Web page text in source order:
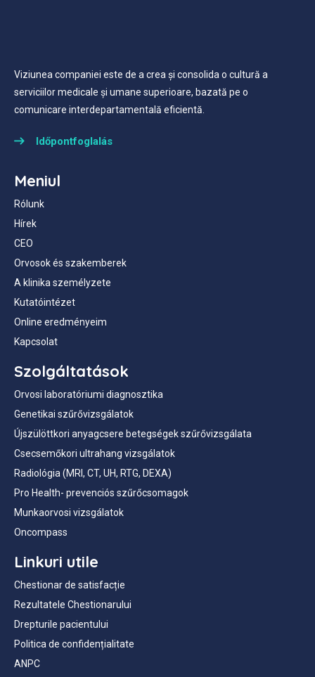
Viziunea companiei este de a crea și consolida o cultură a
serviciilor medicale și umane superioare, bazată pe o
comunicare interdepartamentală eficientă.
Időpontfoglalás
Meniul
Rólunk
Hírek
CEO
Orvosok és szakemberek
A klinika személyzete
Kutatóintézet
Online eredményeim
Kapcsolat
Szolgáltatások
Orvosi laboratóriumi diagnosztika
Genetikai szűrővizsgálatok
Újszülöttkori anyagcsere betegségek szűrővizsgálata
Csecsemőkori ultrahang vizsgálatok
Radiológia (MRI, CT, UH, RTG, DEXA)
Pro Health- prevenciós szűrőcsomagok
Munkaorvosi vizsgálatok
Oncompass
Linkuri utile
Chestionar de satisfacție
Rezultatele Chestionarului
Drepturile pacientului
Politica de confidențialitate
ANPC